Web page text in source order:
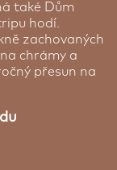
také Dům
hodí.
zachovaných
chrámy a
přesun na